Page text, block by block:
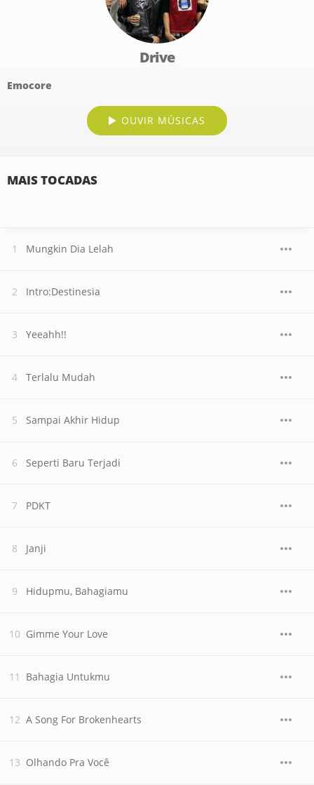
Drive
Emocore
OUVIR MÚSICAS
MAIS TOCADAS
Mungkin Dia Lelah
Intro:Destinesia
Yeeahh!!
Terlalu Mudah
Sampai Akhir Hidup
Seperti Baru Terjadi
PDKT
Janji
Hidupmu, Bahagiamu
Gimme Your Love
Bahagia Untukmu
A Song For Brokenhearts
Olhando Pra Você